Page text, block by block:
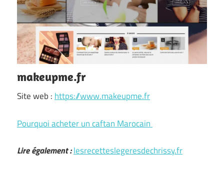
makeupme.fr
Site web : https://www.makeupme.fr
Pourquoi acheter un caftan Marocain
Lire également :lesrecetteslegeresdechrissy.fr